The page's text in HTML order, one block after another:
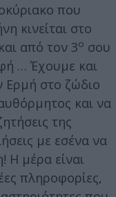
που
κινείται στο
από τον 3ο σου
… Έχουμε και
Ερμή στο ζώδιο
και να
της
με εσένα να
Η μέρα είναι
πληροφορίες,